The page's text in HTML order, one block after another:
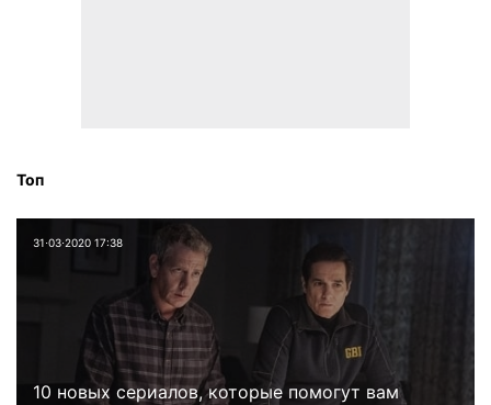
Топ
31⋅03⋅2020 17:38
10 новых сериалов, которые помогут вам